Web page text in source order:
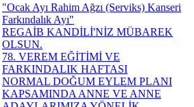
"Ocak Ayı Rahim Ağzı (Serviks) Kanseri
Farkındalık Ayı"
REGAİB KANDİLİ'NİZ MÜBAREK
OLSUN.
78. VEREM EĞİTİMİ VE
FARKINDALIK HAFTASI
NORMAL DOĞUM EYLEM PLANI
KAPSAMINDA ANNE VE ANNE